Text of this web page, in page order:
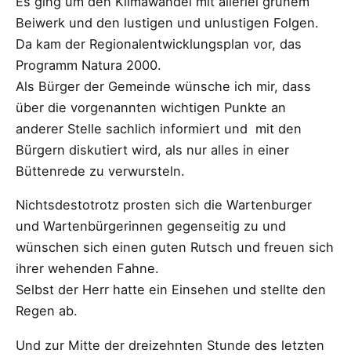
Beiwerk und den lustigen und unlustigen Folgen.
Da kam der Regionalentwicklungsplan vor, das
Programm Natura 2000.
Als Bürger der Gemeinde wünsche ich mir, dass
über die vorgenannten wichtigen Punkte an
anderer Stelle sachlich informiert und mit den
Bürgern diskutiert wird, als nur alles in einer
Büttenrede zu verwursteln.
Nichtsdestotrotz prosten sich die Wartenburger
und Wartenbürgerinnen gegenseitig zu und
wünschen sich einen guten Rutsch und freuen sich
ihrer wehenden Fahne.
Selbst der Herr hatte ein Einsehen und stellte den
Regen ab.
Und zur Mitte der dreizehnten Stunde des letzten